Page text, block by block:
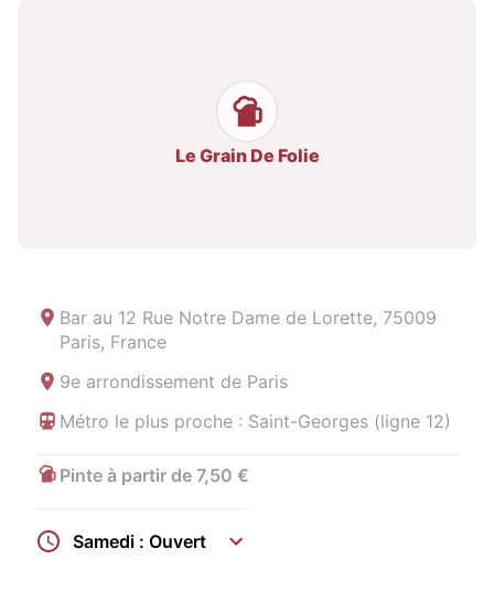
Le Grain De Folie
Bar au 12 Rue Notre Dame de Lorette, 75009
Paris, France
9e arrondissement de Paris
Métro le plus proche : Saint-Georges (ligne 12)
Pinte à partir de 7,50 €
Samedi : Ouvert